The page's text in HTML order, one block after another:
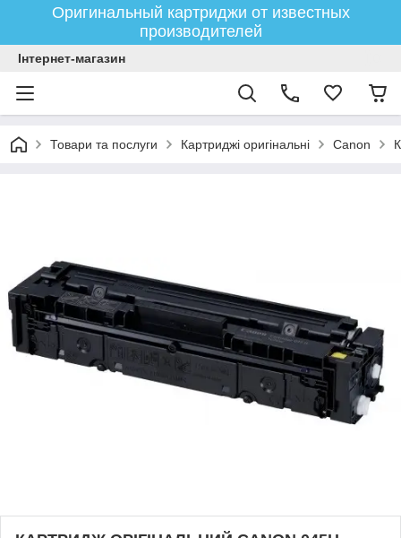
Оригинальный картриджи от известных
производителей
Інтернет-магазин
Товари та послуги Картриджі оригінальні Canon